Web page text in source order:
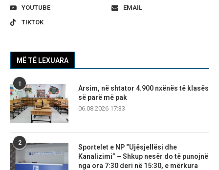
YOUTUBE
EMAIL
TIKTOK
MË TË LEXUARA
1
Arsim, në shtator 4.900 nxënës të klasës
së parë më pak
06.08.2026 17:33
2
Sportelet e NP “Ujësjellësi dhe
Kanalizimi” – Shkup nesër do të punojnë
nga ora 7:30 deri në 15:30, e mërkura